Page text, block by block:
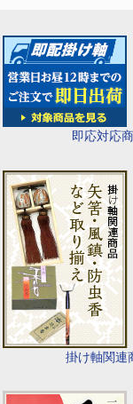
即応対応
掛け軸関連